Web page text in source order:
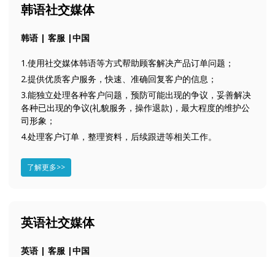
韩语社交媒体
韩语 | 客服 |中国
1.使用社交媒体韩语等方式帮助顾客解决产品订单问题；
2.提供优质客户服务，快速、准确回复客户的信息；
3.能独立处理各种客户问题，预防可能出现的争议，妥善解决
各种已出现的争议(礼貌服务，操作退款)，最大程度的维护公
司形象；
4.处理客户订单，整理资料，后续跟进等相关工作。
了解更多>>
英语社交媒体
英语 | 客服 |中国